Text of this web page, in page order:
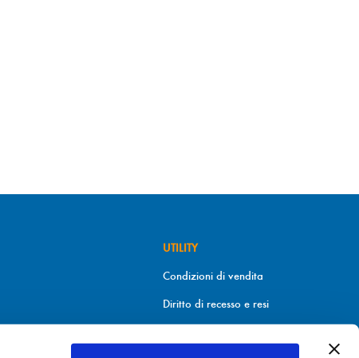
UTILITY
Condizioni di vendita
Diritto di recesso e resi